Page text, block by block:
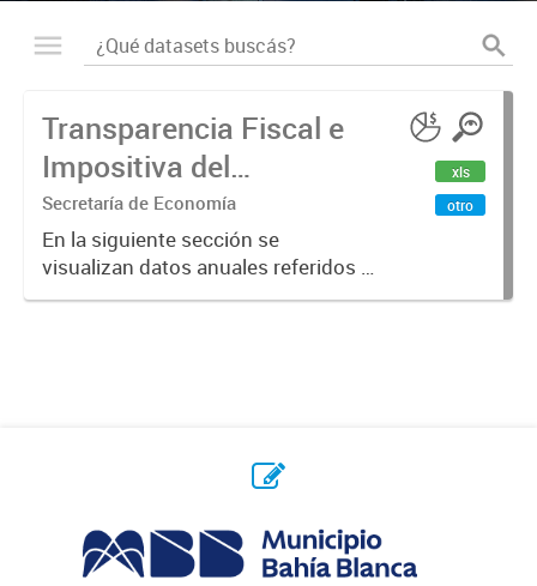
Transparencia Fiscal e
Impositiva del
Municipio. Año 2023
Secretaría de Economía
En la siguiente sección se
visualizan datos anuales referidos a
la transparencia fiscal e impositiva
xls
otro